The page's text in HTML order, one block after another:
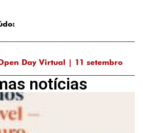
Day Virtual | 11 setembro
notícias